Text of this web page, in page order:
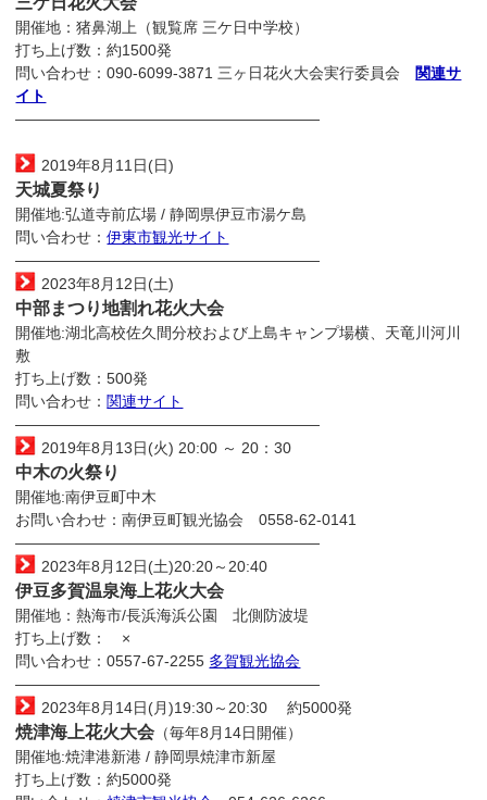
開催地：猪鼻湖上（観覧席 三ケ日中学校）
打ち上げ数：約1500発
問い合わせ：090-6099-3871 三ヶ日花火大会実行委員会 関連サ
イト
————————————————————
2019年8月11日(日)
天城夏祭り
開催地:弘道寺前広場 / 静岡県伊豆市湯ケ島
問い合わせ：伊東市観光サイト
————————————————————
2023年8月12日(土)
中部まつり地割れ花火大会
開催地:湖北高校佐久間分校および上島キャンプ場横、天竜川河川
敷
打ち上げ数：500発
問い合わせ： 関連サイト
————————————————————
2019年8月13日(火) 20:00 ～ 20：30
中木の火祭り
開催地:南伊豆町中木
お問い合わせ：南伊豆町観光協会 0558-62-0141
————————————————————
2023年8月12日(土)20:20～20:40
伊豆多賀温泉海上花火大会
開催地：熱海市/長浜海浜公園 北側防波堤
打ち上げ数： ×
問い合わせ：0557-67-2255 多賀観光協会
————————————————————
2023年8月14日(月)19:30～20:30 約5000発
焼津海上花火大会 （毎年8月14日開催）
開催地:焼津港新港 / 静岡県焼津市新屋
打ち上げ数：約5000発